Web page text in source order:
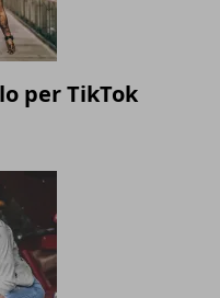
per TikTok